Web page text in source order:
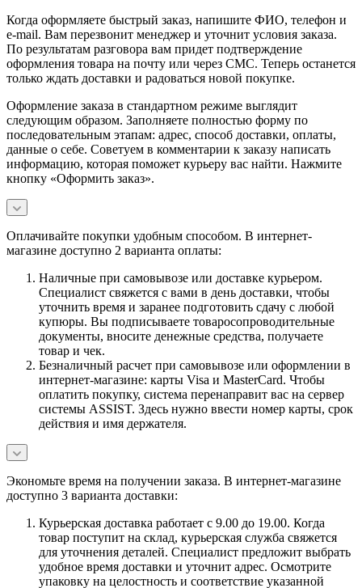
Когда оформляете быстрый заказ, напишите ФИО, телефон и
e-mail. Вам перезвонит менеджер и уточнит условия заказа.
По результатам разговора вам придет подтверждение
оформления товара на почту или через СМС. Теперь останется
только ждать доставки и радоваться новой покупке.
Оформление заказа в стандартном режиме выглядит
следующим образом. Заполняете полностью форму по
последовательным этапам: адрес, способ доставки, оплаты,
данные о себе. Советуем в комментарии к заказу написать
информацию, которая поможет курьеру вас найти. Нажмите
кнопку «Оформить заказ».
Оплачивайте покупки удобным способом. В интернет-
магазине доступно 2 варианта оплаты:
Наличные при самовывозе или доставке курьером.
Специалист свяжется с вами в день доставки, чтобы
уточнить время и заранее подготовить сдачу с любой
купюры. Вы подписываете товаросопроводительные
документы, вносите денежные средства, получаете
товар и чек.
Безналичный расчет при самовывозе или оформлении в
интернет-магазине: карты Visa и MasterCard. Чтобы
оплатить покупку, система перенаправит вас на сервер
системы ASSIST. Здесь нужно ввести номер карты, срок
действия и имя держателя.
Экономьте время на получении заказа. В интернет-магазине
доступно 3 варианта доставки:
Курьерская доставка работает с 9.00 до 19.00. Когда
товар поступит на склад, курьерская служба свяжется
для уточнения деталей. Специалист предложит выбрать
удобное время доставки и уточнит адрес. Осмотрите
упаковку на целостность и соответствие указанной